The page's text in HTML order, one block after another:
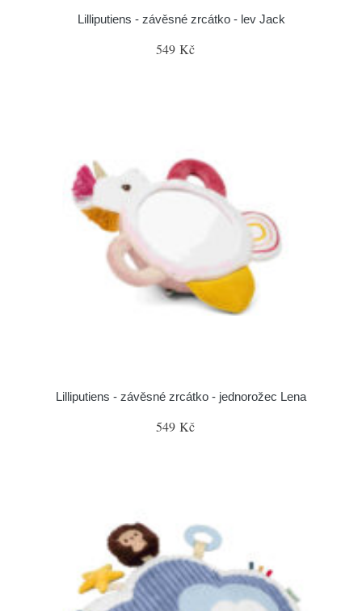
Lilliputiens - závěsné zrcátko - lev Jack
549 Kč
Lilliputiens - závěsné zrcátko - jednorožec Lena
549 Kč